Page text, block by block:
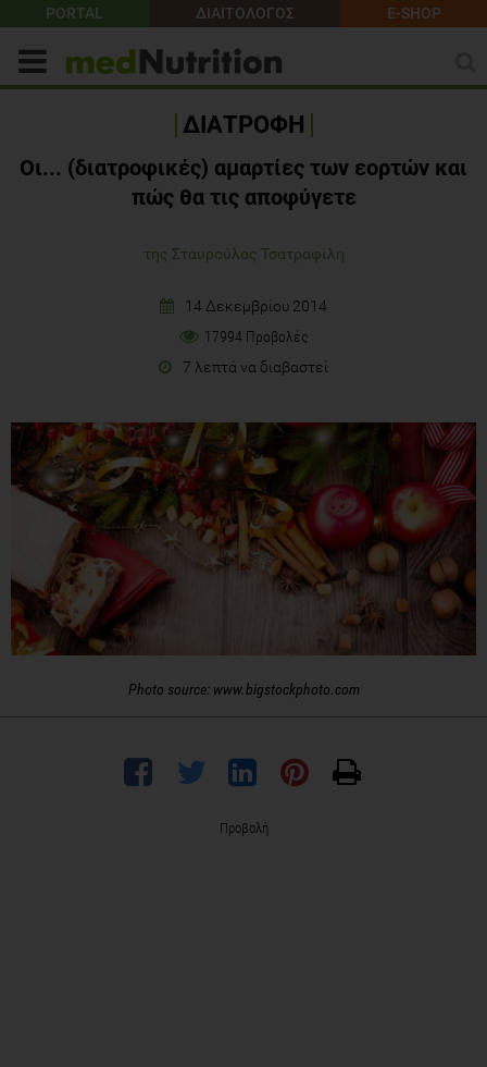
PORTAL ΔΙΑΙΤΟΛΟΓΟΣ E-SHOP
ΔΙΑΤΡΟΦΗ
Οι... (διατροφικές) αμαρτίες των εορτών και
πώς θα τις αποφύγετε
της Σταυρούλας Τσατραφίλη
14 Δεκεμβρίου 2014
17994 Προβολές
7 λεπτά να διαβαστεί
Photo source: www.bigstockphoto.com
Προβολή